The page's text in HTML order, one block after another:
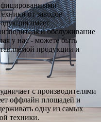
от заводов
имеет
и обслуживание
у нас - можете быть
продукции и
с производителями
оффлайн площадей и
одну из самых
техники.